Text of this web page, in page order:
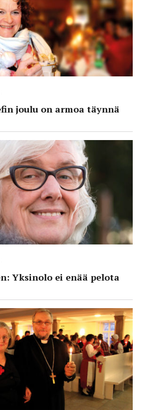
joulu on armoa täynnä
Yksinolo ei enää pelota